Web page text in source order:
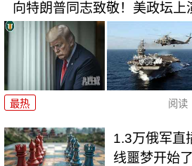
向特朗普同志致敬！美政坛上
最热 阅读
1.3万俄军直
线噩梦开始了